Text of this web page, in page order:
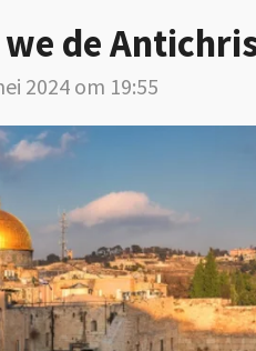
de
2024 om 19:55